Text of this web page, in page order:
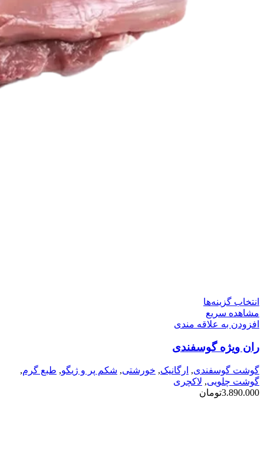
انتخاب گزینه‌ها
دارای
مختلفی
باشد.
گزینه
ها
مشاهده سریع
افزودن به علاقه مندی
ران ویژه گوسفندی
گوشت گوسفندی, ارگانیک, خورشتی, شکم پر و ژیگو, طبع گرم,
گوشت چلویی, لاکچری
3.890.000تومان